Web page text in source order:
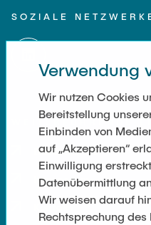
SOZIALE
WEITERFÜHRENDE
Datenschutz
Impressum
Kontakt
Verwendung
Wir nutzen Cookies
Bereitstellung
Einbinden von
auf „Akzeptieren“
Einwilligung
Datenübermittlung
Wir weisen darauf
Rechtsprechung des